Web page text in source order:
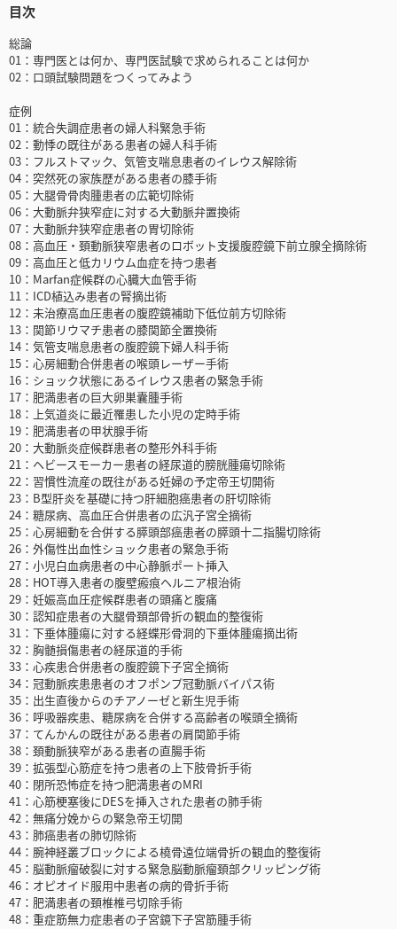
目次
総論
01：専門医とは何か、専門医試験で求められることは何か
02：口頭試験問題をつくってみよう
症例
01：統合失調症患者の婦人科緊急手術
02：動悸の既往がある患者の婦人科手術
03：フルストマック、気管支喘息患者のイレウス解除術
04：突然死の家族歴がある患者の膝手術
05：大腿骨骨肉腫患者の広範切除術
06：大動脈弁狭窄症に対する大動脈弁置換術
07：大動脈弁狭窄症患者の胃切除術
08：高血圧・頚動脈狭窄患者のロボット支援腹腔鏡下前立腺全摘除術
09：高血圧と低カリウム血症を持つ患者
10：Marfan症候群の心臓大血管手術
11：ICD植込み患者の腎摘出術
12：未治療高血圧患者の腹腔鏡補助下低位前方切除術
13：関節リウマチ患者の膝関節全置換術
14：気管支喘息患者の腹腔鏡下婦人科手術
15：心房細動合併患者の喉頭レーザー手術
16：ショック状態にあるイレウス患者の緊急手術
17：肥満患者の巨大卵巣囊腫手術
18：上気道炎に最近罹患した小児の定時手術
19：肥満患者の甲状腺手術
20：大動脈炎症候群患者の整形外科手術
21：ヘビースモーカー患者の経尿道的膀胱腫瘍切除術
22：習慣性流産の既往がある妊婦の予定帝王切開術
23：B型肝炎を基礎に持つ肝細胞癌患者の肝切除術
24：糖尿病、高血圧合併患者の広汎子宮全摘術
25：心房細動を合併する膵頭部癌患者の膵頭十二指腸切除術
26：外傷性出血性ショック患者の緊急手術
27：小児白血病患者の中心静脈ポート挿入
28：HOT導入患者の腹壁瘢痕ヘルニア根治術
29：妊娠高血圧症候群患者の頭痛と腹痛
30：認知症患者の大腿骨頚部骨折の観血的整復術
31：下垂体腫瘍に対する経蝶形骨洞的下垂体腫瘍摘出術
32：胸髄損傷患者の経尿道的手術
33：心疾患合併患者の腹腔鏡下子宮全摘術
34：冠動脈疾患患者のオフポンプ冠動脈バイパス術
35：出生直後からのチアノーゼと新生児手術
36：呼吸器疾患、糖尿病を合併する高齢者の喉頭全摘術
37：てんかんの既往がある患者の肩関節手術
38：頚動脈狭窄がある患者の直腸手術
39：拡張型心筋症を持つ患者の上下肢骨折手術
40：閉所恐怖症を持つ肥満患者のMRI
41：心筋梗塞後にDESを挿入された患者の肺手術
42：無痛分娩からの緊急帝王切開
43：肺癌患者の肺切除術
44：腕神経叢ブロックによる橈骨遠位端骨折の観血的整復術
45：脳動脈瘤破裂に対する緊急脳動脈瘤頚部クリッピング術
46：オピオイド服用中患者の病的骨折手術
47：肥満患者の頚椎椎弓切除手術
48：重症筋無力症患者の子宮鏡下子宮筋腫手術